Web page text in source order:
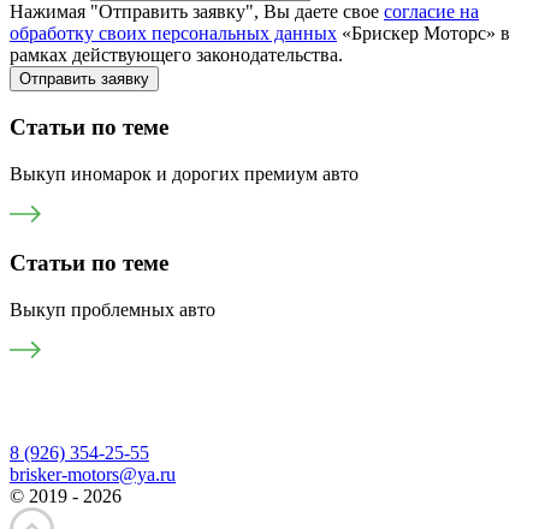
Нажимая "Отправить заявку", Вы даете свое согласие на
обработку своих персональных данных «Брискер Моторс» в
рамках действующего законодательства.
Отправить заявку
Статьи по теме
Выкуп иномарок и дорогих премиум авто
Статьи по теме
Выкуп проблемных авто
8 (926) 354-25-55
brisker-motors@ya.ru
© 2019 - 2026